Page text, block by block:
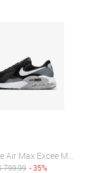
Air Max Excee
799,99 - 35%